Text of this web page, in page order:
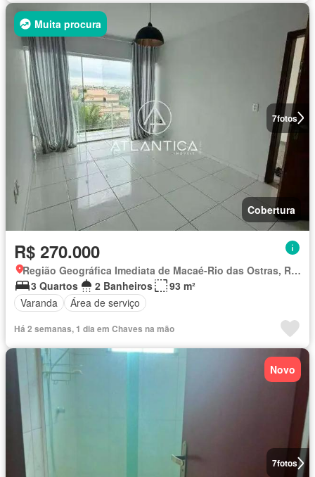
7fotos
Muita procura
Cobertura
R$ 270.000
Região Geográfica Imediata de Macaé-Rio das Ostras, Rio das Ostras
3 Quartos
2 Banheiros
93 m²
Varanda
Área de serviço
Há 2 semanas, 1 dia em Chaves na mão
7fotos
Novo